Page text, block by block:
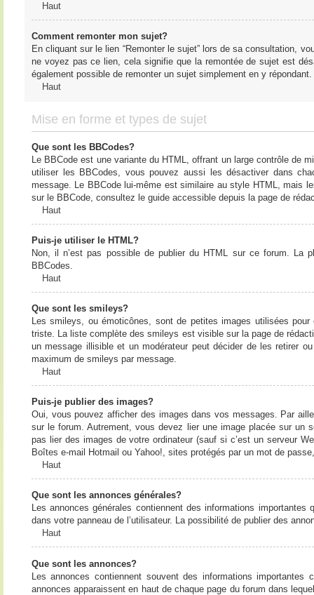
Haut
Comment remonter mon sujet?
En cliquant sur le lien “Remonter le sujet” lors de sa consultation,
ne voyez pas ce lien, cela signifie que la remontée de sujet est
également possible de remonter un sujet simplement en y
Haut
Mise en forme et types de sujet
Que sont les BBCodes?
Le BBCode est une variante du HTML, offrant un large contrôle de
utiliser les BBCodes, vous pouvez aussi les désactiver dans
message. Le BBCode lui-même est similaire au style HTML, mais
sur le BBCode, consultez le guide accessible depuis la page de
Haut
Puis-je utiliser le HTML?
Non, il n’est pas possible de publier du HTML sur ce forum. La
BBCodes.
Haut
Que sont les smileys?
Les smileys, ou émoticônes, sont de petites images utilisées
triste. La liste complète des smileys est visible sur la page de
un message illisible et un modérateur peut décider de les retirer
maximum de smileys par message.
Haut
Puis-je publier des images?
Oui, vous pouvez afficher des images dans vos messages. Par
sur le forum. Autrement, vous devez lier une image placée sur un
pas lier des images de votre ordinateur (sauf si c’est un serveur
Boîtes e-mail Hotmail ou Yahoo!, sites protégés par un mot de
Haut
Que sont les annonces générales?
Les annonces générales contiennent des informations
dans votre panneau de l’utilisateur. La possibilité de publier des
Haut
Que sont les annonces?
Les annonces contiennent souvent des informations
annonces apparaissent en haut de chaque page du forum dans